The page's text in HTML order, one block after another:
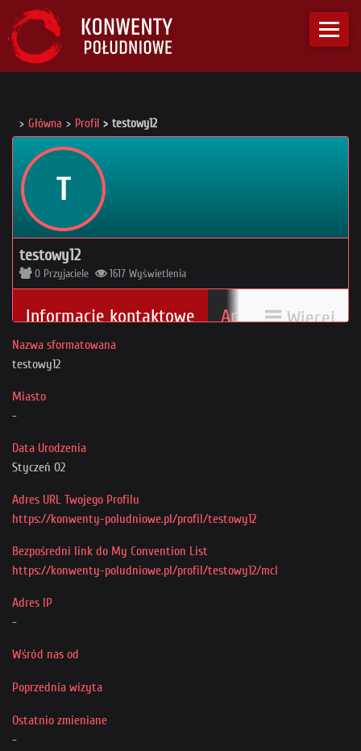
Główna Profil testowy12
T
testowy12
Przyjaciele
0 Wyświetlenia
1617
Informacje kontaktowe Artykuły 2
My Conventions List
Więcej
Nazwa sformatowana
testowy12
Miasto
-
Data Urodzenia
Styczeń 02
Adres URL Twojego Profilu
https://konwenty-poludniowe.pl/profil/testowy12
Bezpośredni link do My Convention List
https://konwenty-poludniowe.pl/profil/testowy12/mcl
Adres IP
-
Wśród nas od
Poprzednia wizyta
Ostatnio zmieniane
-